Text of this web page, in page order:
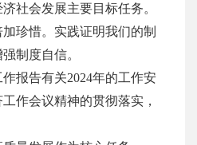
社会发展主要目标任务。
珍惜。实践证明我们的制
制度自信。
报告有关2024年的工作安
作会议精神的贯彻落实，